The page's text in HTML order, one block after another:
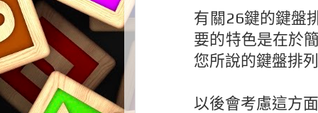
有關26鍵的鍵盤
要的特色是在於
您所說的鍵盤排
以後會考慮這方